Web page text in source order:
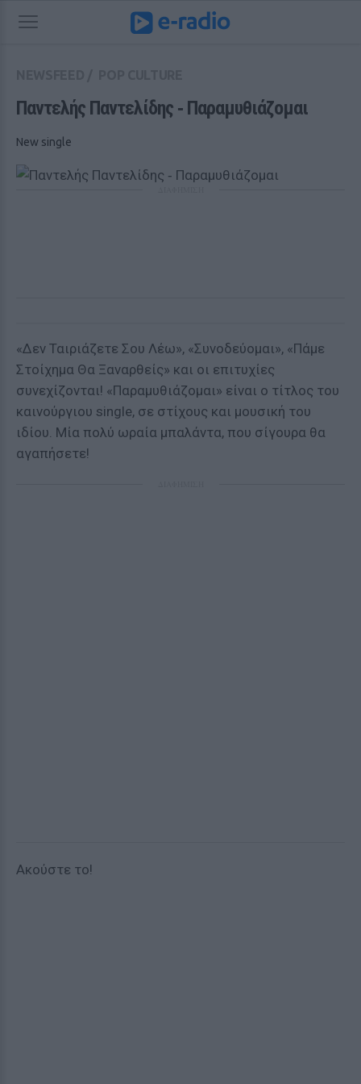
Παντελής Παντελίδης ‑ Παραμυθιάζομαι
New single
«Δεν Ταιριάζετε Σου Λέω», «Συνοδεύομαι», «Πάμε
Στοίχημα Θα Ξαναρθείς» και οι επιτυχίες
συνεχίζονται! «Παραμυθιάζομαι» είναι ο τίτλος του
καινούργιου single, σε στίχους και μουσική του
ιδίου. Μία πολύ ωραία μπαλάντα, που σίγουρα θα
αγαπήσετε!
Ακούστε το!